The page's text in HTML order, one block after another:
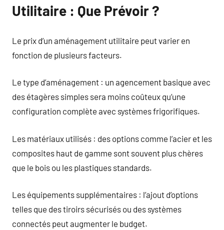
Utilitaire : Que Prévoir ?
Le prix d’un aménagement utilitaire peut varier en
fonction de plusieurs facteurs.
Le type d’aménagement : un agencement basique avec
des étagères simples sera moins coûteux qu’une
configuration complète avec systèmes frigorifiques.
Les matériaux utilisés : des options comme l’acier et les
composites haut de gamme sont souvent plus chères
que le bois ou les plastiques standards.
Les équipements supplémentaires : l’ajout d’options
telles que des tiroirs sécurisés ou des systèmes
connectés peut augmenter le budget.